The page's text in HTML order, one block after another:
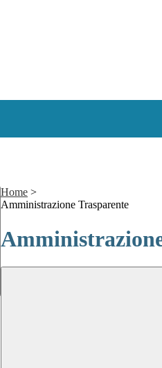
Home >
Amministrazione Trasparente